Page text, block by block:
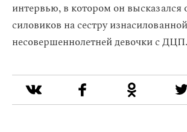
интервью, в котором он высказался
силовиков на сестру изнасилованной
несовершеннолетней девочки с ДЦП.